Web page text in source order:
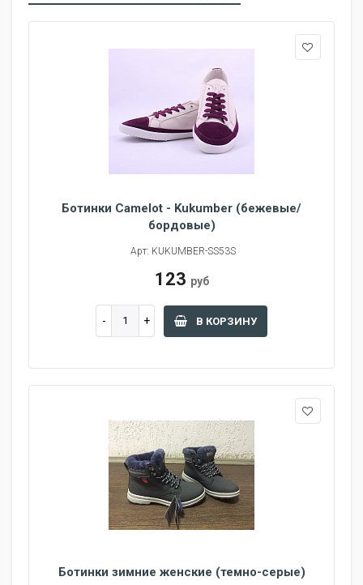
Ботинки Camelot - Kukumber (бежевые/
бордовые)
Арт: KUKUMBER-SS53S
123 руб
В КОРЗИНУ
Ботинки зимние женские (темно-серые)